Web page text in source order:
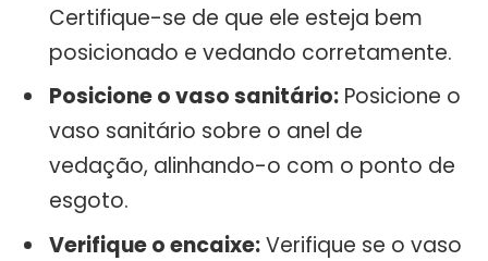
Certifique-se de que ele esteja bem
posicionado e vedando corretamente.
Posicione o vaso sanitário: Posicione o
vaso sanitário sobre o anel de
vedação, alinhando-o com o ponto de
esgoto.
Verifique o encaixe:Verifique se o vaso